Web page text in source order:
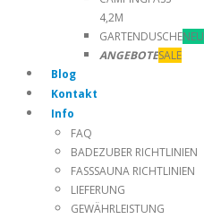
4,2M
GARTENDUSCHENEU
ANGEBOTESALE
Blog
Kontakt
Info
FAQ
BADEZUBER RICHTLINIEN
FASSSAUNA RICHTLINIEN
LIEFERUNG
GEWÄHRLEISTUNG